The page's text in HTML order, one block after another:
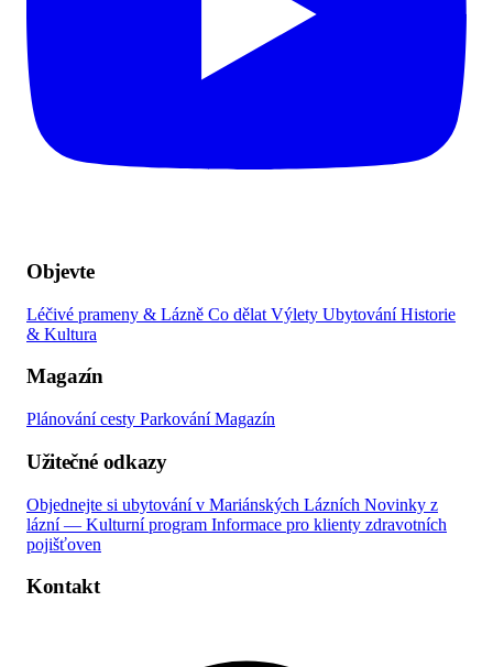
Objevte
Léčivé prameny & Lázně Co dělat Výlety UbytováníHistorie
& Kultura
Magazín
Plánování cesty ParkováníMagazín
Užitečné odkazy
Objednejte si ubytování v Mariánských Lázních Novinky z
lázní — Kulturní program Informace pro klienty zdravotních
pojišťoven
Kontakt